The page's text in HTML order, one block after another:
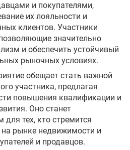
и покупателями,
их лояльности и
клиентов. Участники
значительно
и обеспечить устойчивый
рыночных условиях.
обещает стать важной
участника, предлагая
повышения квалификации и
Оно станет
тех, кто стремится
на рынке недвижимости и
и продавцов.